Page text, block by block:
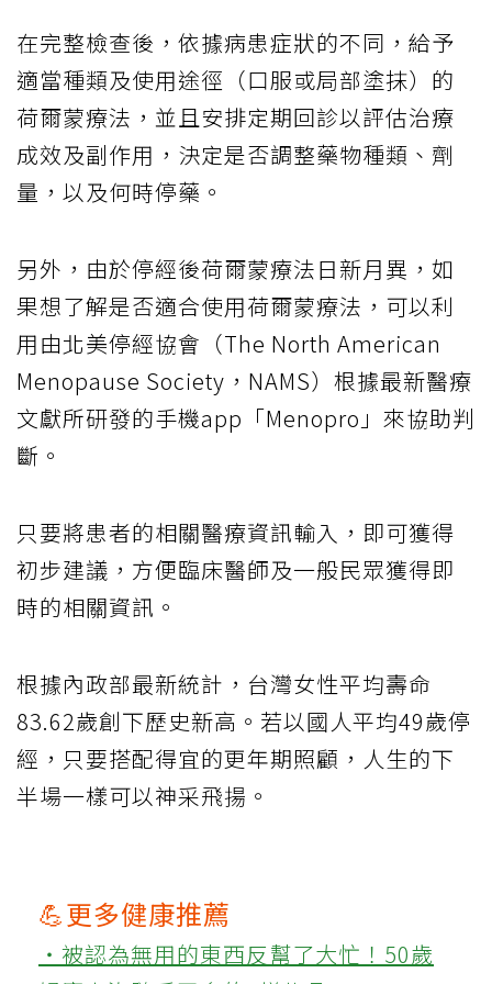
在完整檢查後，依據病患症狀的不同，給予
適當種類及使用途徑（口服或局部塗抹）的
荷爾蒙療法，並且安排定期回診以評估治療
成效及副作用，決定是否調整藥物種類、劑
量，以及何時停藥。
另外，由於停經後荷爾蒙療法日新月異，如
果想了解是否適合使用荷爾蒙療法，可以利
用由北美停經協會（The North American
Menopause Society，NAMS）根據最新醫療
文獻所研發的手機app「Menopro」來協助判
斷。
只要將患者的相關醫療資訊輸入，即可獲得
初步建議，方便臨床醫師及一般民眾獲得即
時的相關資訊。
根據內政部最新統計，台灣女性平均壽命
83.62歲創下歷史新高。若以國人平均49歲停
經，只要搭配得宜的更年期照顧，人生的下
半場一樣可以神采飛揚。
💪更多健康推薦
‧被認為無用的東西反幫了大忙！50歲